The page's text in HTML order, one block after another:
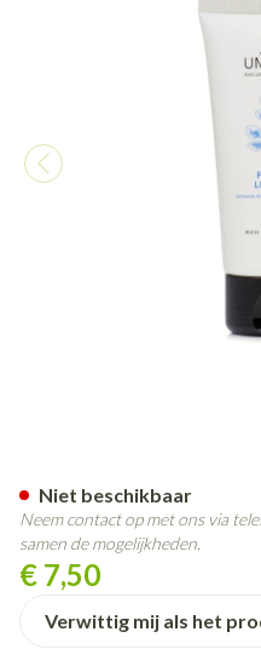
€ 7,50
Verwittig mij als het
Niet beschikbaar
Neem contact op met ons via
samen de mogelijkheden.